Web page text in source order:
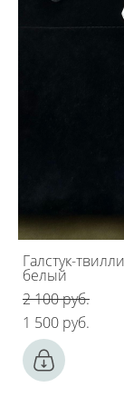
Галстук-
белый
2 100 pуб.
1 500 pуб.